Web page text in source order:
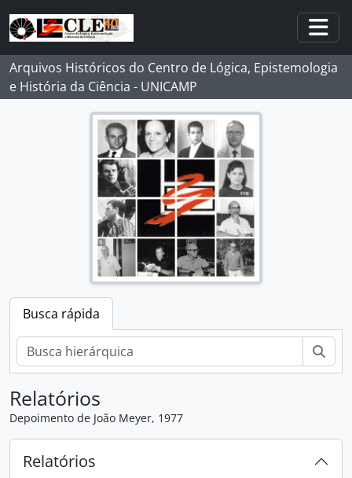
Skip to main content
Arquivos Históricos do Centro de Lógica, Epistemologia
e História da Ciência - UNICAMP
Busca rápida
Relatórios
Depoimento de João Meyer, 1977
Relatórios